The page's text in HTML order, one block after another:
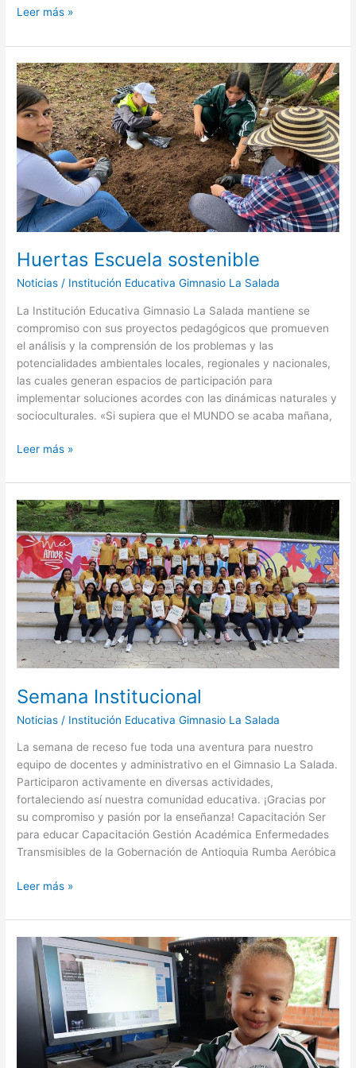
Leer más »
Huertas Escuela sostenible
Noticias / Institución Educativa Gimnasio La Salada
La Institución Educativa Gimnasio La Salada mantiene se
compromiso con sus proyectos pedagógicos que promueven
el análisis y la comprensión de los problemas y las
potencialidades ambientales locales, regionales y nacionales,
las cuales generan espacios de participación para
implementar soluciones acordes con las dinámicas naturales y
socioculturales. «Si supiera que el MUNDO se acaba mañana,
Huertas
Escuela
sostenible
Leer más »
Semana Institucional
Noticias / Institución Educativa Gimnasio La Salada
La semana de receso fue toda una aventura para nuestro
equipo de docentes y administrativo en el Gimnasio La Salada.
Participaron activamente en diversas actividades,
fortaleciendo así nuestra comunidad educativa. ¡Gracias por
su compromiso y pasión por la enseñanza! Capacitación Ser
para educar Capacitación Gestión Académica Enfermedades
Transmisibles de la Gobernación de Antioquia Rumba Aeróbica
Semana
Institucional
Leer más »
Nueva
Sala
Sistemas